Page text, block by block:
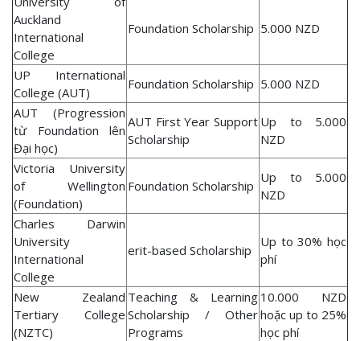
Auckland
International
College
Foundation Scholarship 5.000 NZD
UP International
College (AUT)
Foundation Scholarship 5.000 NZD
AUT (Progression
từ Foundation lên
Đại học)
AUT First Year Support
Scholarship
Up to 5.000
NZD
Victoria University
of Wellington
(Foundation)
Foundation Scholarship
Up to 5.000
NZD
Charles Darwin
University
International
College
erit-based Scholarship
Up to 30% học
phí
New Zealand
Tertiary College
(NZTC)
Teaching & Learning
Scholarship / Other
Programs
10.000 NZD
hoặc up to 25%
học phí